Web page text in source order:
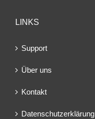
LINKS
Support
Über uns
Kontakt
Datenschutzerklärung